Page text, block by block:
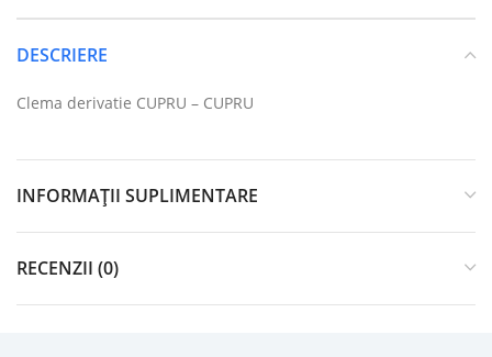
DESCRIERE
Clema derivatie CUPRU – CUPRU
INFORMAȚII SUPLIMENTARE
RECENZII (0)